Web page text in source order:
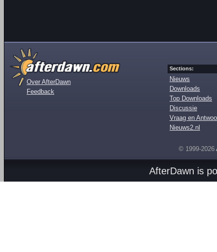
Over AfterDawn
Feedback
Sections:
Nieuws
Downloads
Top Downloads
Discussie
Vraag en
Nieuws2.nl
© 1999-2026
AfterDawn is